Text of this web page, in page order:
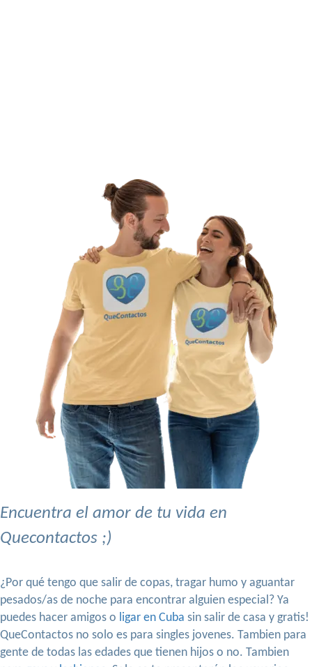
Encuentra el amor de tu vida en
Quecontactos ;)
¿Por qué tengo que salir de copas, tragar humo y aguantar
pesados/as de noche para encontrar alguien especial? Ya
puedes hacer amigos o ligar en Cuba sin salir de casa y gratis!
QueContactos no solo es para singles jovenes. Tambien para
gente de todas las edades que tienen hijos o no. Tambien